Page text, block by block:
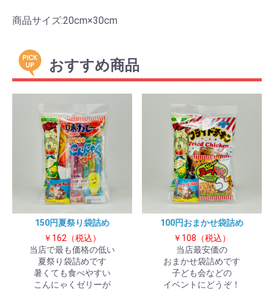
商品サイズ:20cm×30cm
おすすめ商品
150円夏祭り袋詰め
￥162（税込）
当店で最も価格の低い
夏祭り袋詰めです
暑くても食べやすい
こんにゃくゼリーが
100円おまかせ袋詰め
￥108（税込）
当店最安価の
おまかせ袋詰めです
子ども会などの
イベントにどうぞ！